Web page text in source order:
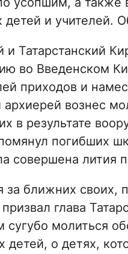
детей и учителей.
Татарстанский
во Введенском
приходов и
архиерей вознес
в результате
погибших
совершена лития
ближних своих,
глава
сугубо молиться
детей, о детях,